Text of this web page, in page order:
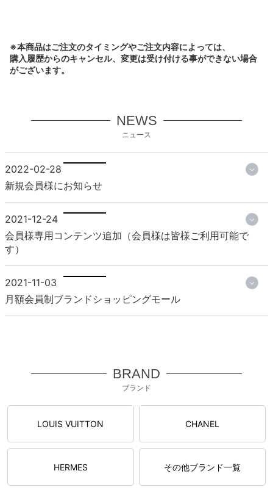
※本商品はご注文のタイミングやご注文内容によっては、
購入履歴からのキャンセル、変更は受け付ける事ができない場合
がございます。
NEWS
ニュース
2022-02-28
新規会員様にお知らせ
2021-12-24
会員様専用コンテンツ追加（会員様は皆様ご利用可能で
す）
2021-11-03
月額会員制ブランドショッピングモール
BRAND
ブランド
LOUIS VUITTON CHANEL
HERMES その他ブランド一覧